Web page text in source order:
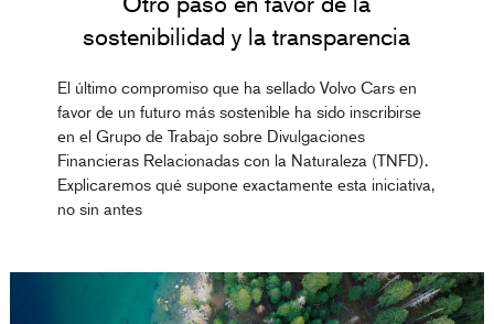
sostenibilidad y la transparencia
El último compromiso que ha sellado Volvo Cars en
favor de un futuro más sostenible ha sido inscribirse
en el Grupo de Trabajo sobre Divulgaciones
Financieras Relacionadas con la Naturaleza (TNFD).
Explicaremos qué supone exactamente esta iniciativa,
no sin antes